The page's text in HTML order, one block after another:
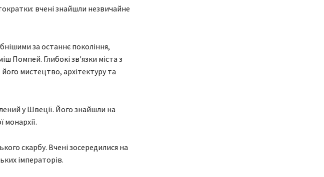
вчені знайшли незвичайне
за останнє покоління,
Помпей. Глибокі зв'язки міста з
мистецтво, архітектуру та
у Швеції. Його знайшли на
монархії.
скарбу. Вчені зосередилися на
імператорів.